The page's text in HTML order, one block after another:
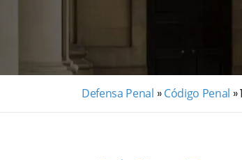
Defensa Penal » Código Penal »